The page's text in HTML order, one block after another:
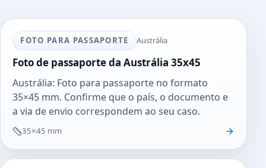
FOTO PARA PASSAPORTE Austrália
Foto de passaporte da Austrália 35x45
Austrália: Foto para passaporte no formato
35×45 mm. Confirme que o país, o documento e
a via de envio correspondem ao seu caso.
35×45 mm